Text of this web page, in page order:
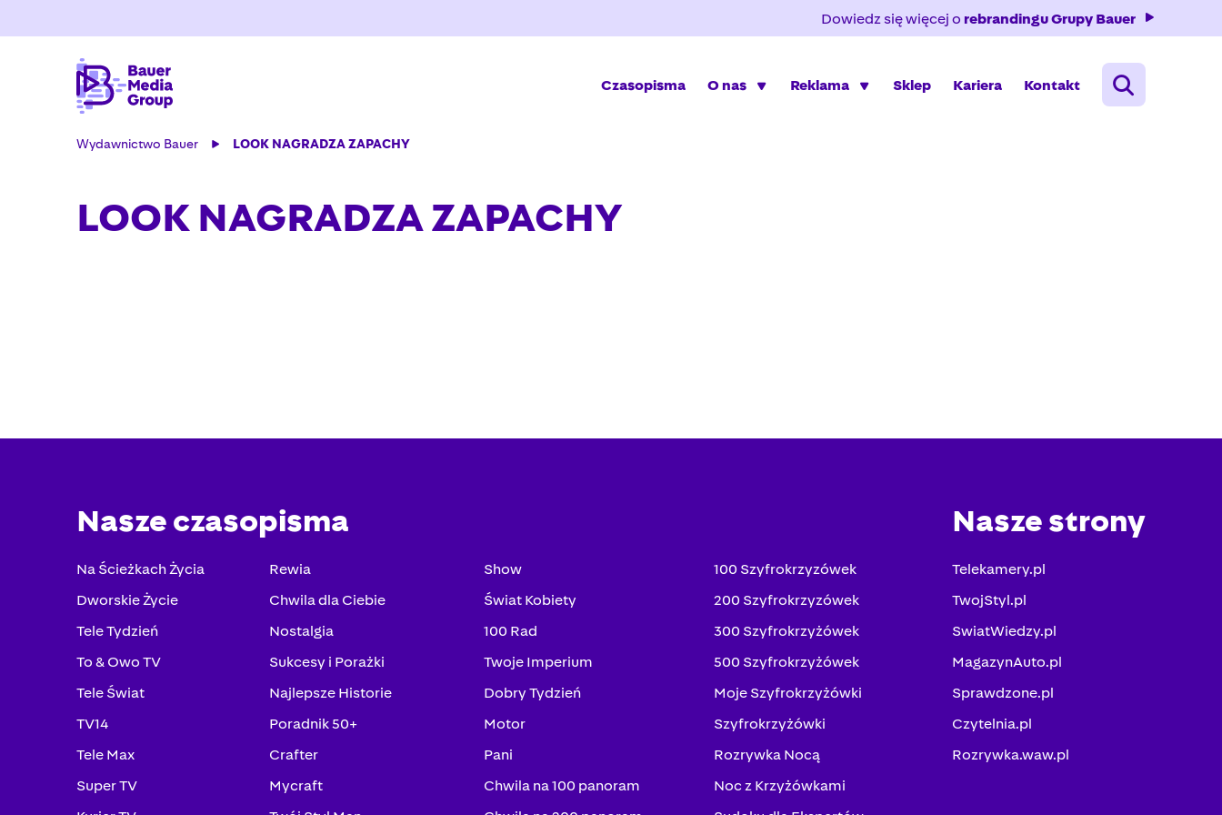
Dowiedz się więcej o rebrandingu Grupy Bauer
Czasopisma O nas Reklama Sklep Kariera Kontakt
Wydawnictwo Bauer LOOK NAGRADZA ZAPACHY
LOOK NAGRADZA ZAPACHY
Nasze czasopisma
Na Ścieżkach Życia
Dworskie Życie
Tele Tydzień
To & Owo TV
Tele Świat
TV14
Tele Max
Super TV
Rewia
Chwila dla Ciebie
Nostalgia
Sukcesy i Porażki
Najlepsze Historie
Poradnik 50+
Crafter
Mycraft
Show
Świat Kobiety
100 Rad
Twoje Imperium
Dobry Tydzień
Motor
Pani
Chwila na 100 panoram
100 Szyfrokrzyzówek
200 Szyfrokrzyzówek
300 Szyfrokrzyżówek
500 Szyfrokrzyżówek
Moje Szyfrokrzyżówki
Szyfrokrzyżówki
Rozrywka Nocą
Noc z Krzyżówkami
Nasze strony
Telekamery.pl
TwojStyl.pl
SwiatWiedzy.pl
MagazynAuto.pl
Sprawdzone.pl
Czytelnia.pl
Rozrywka.waw.pl